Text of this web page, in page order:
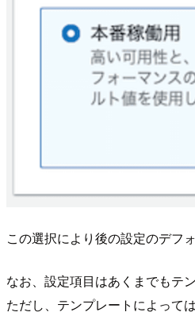
この選択により後の設定のデフ
なお、設定項目はあくまでもテ
ただし、テンプレートによって